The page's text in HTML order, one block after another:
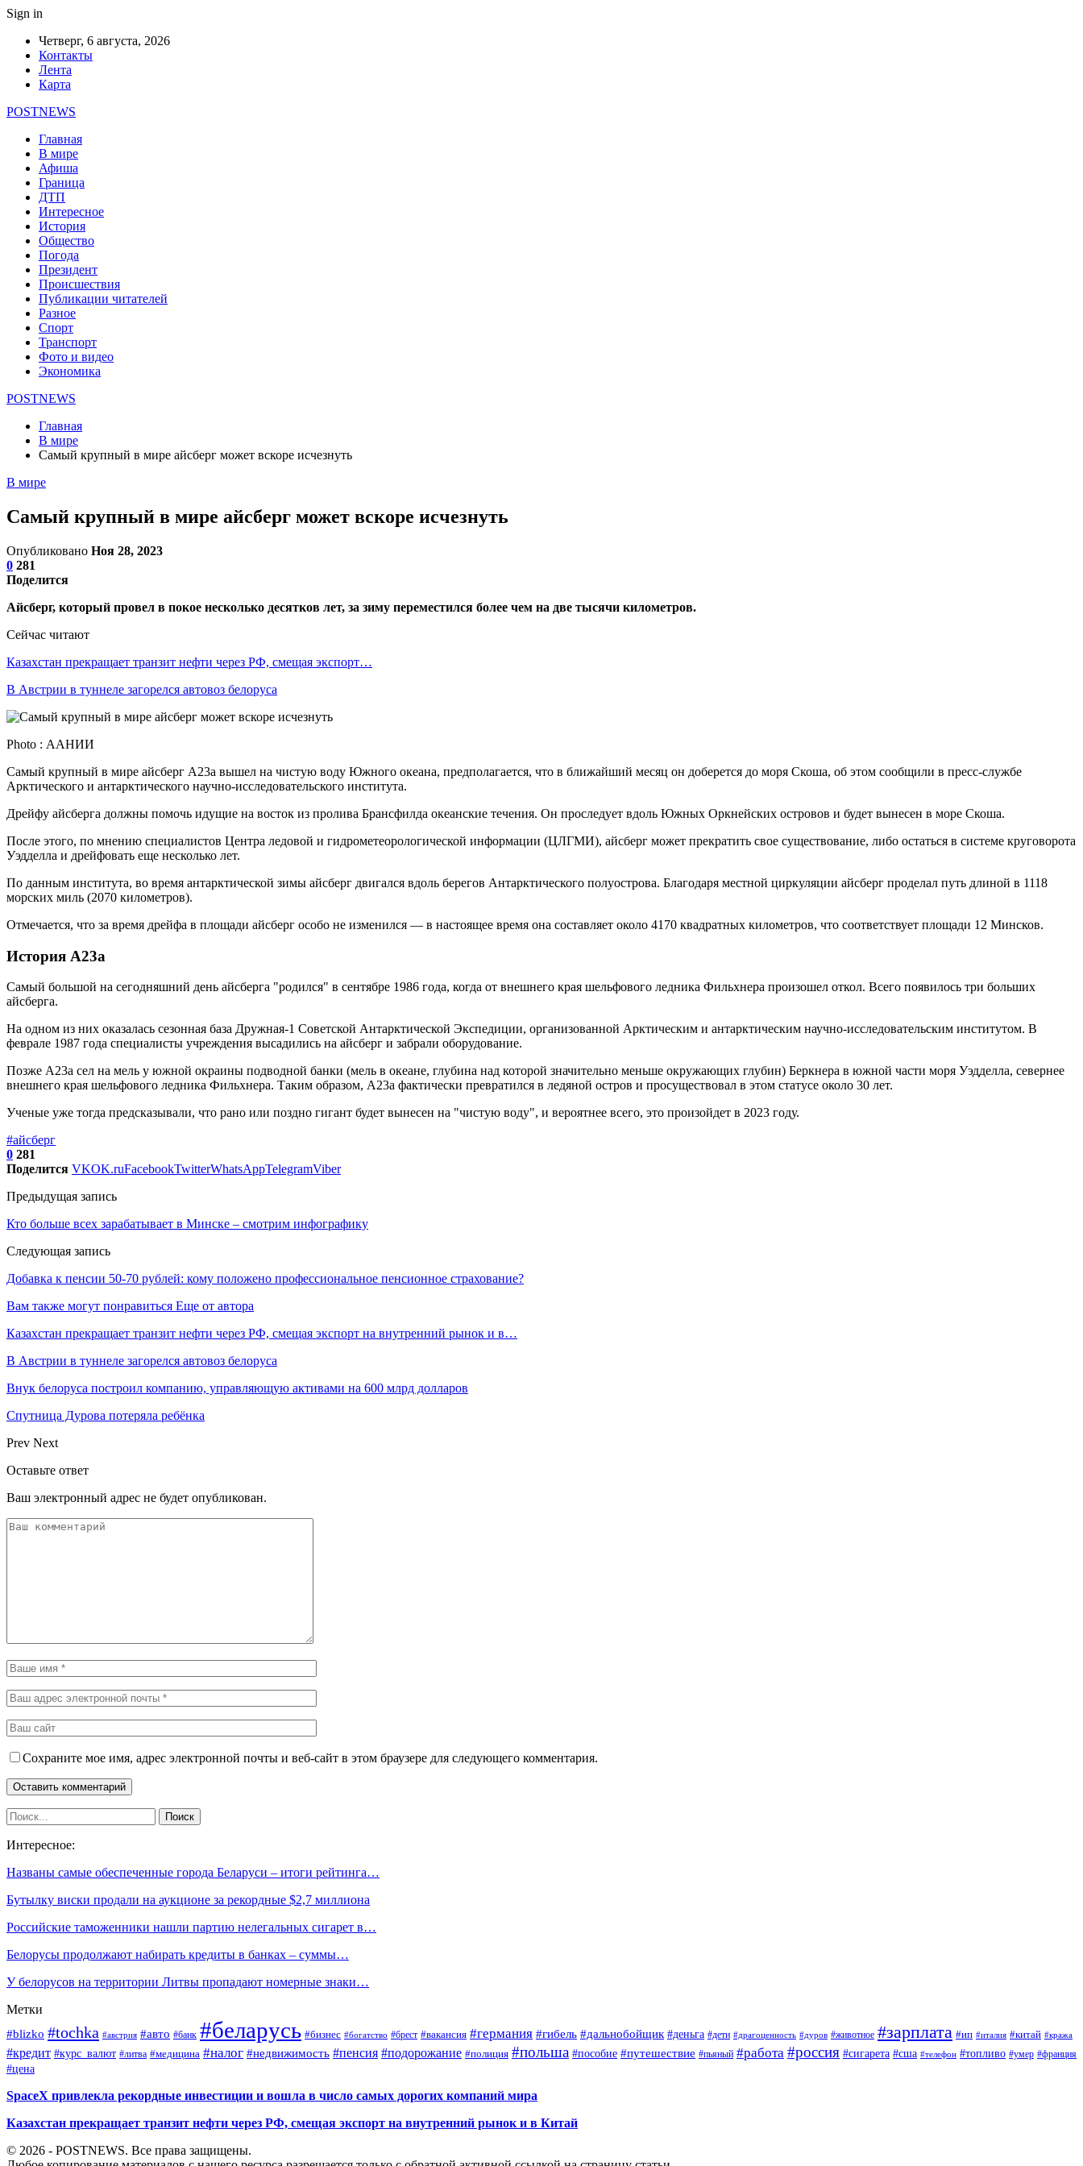
Sign in
Четверг, 6 августа, 2026
Контакты
Лента
Карта
POSTNEWS
Главная
В мире
Афиша
Граница
ДТП
Интересное
История
Общество
Погода
Президент
Происшествия
Публикации читателей
Разное
Спорт
Транспорт
Фото и видео
Экономика
POSTNEWS
Главная
В мире
Самый крупный в мире айсберг может вскоре исчезнуть
В мире
Самый крупный в мире айсберг может вскоре исчезнуть
Опубликовано Ноя 28, 2023
0 281
Поделится
Айсберг, который провел в покое несколько десятков лет, за зиму переместился более чем на две тысячи километров.
Сейчас читают
Казахстан прекращает транзит нефти через РФ, смещая экспорт…
В Австрии в туннеле загорелся автовоз белоруса
Photo : ААНИИ
Самый крупный в мире айсберг А23а вышел на чистую воду Южного океана, предполагается, что в ближайший месяц он доберется до моря Скоша, об этом сообщили в пресс-службе
Арктического и антарктического научно-исследовательского института.
Дрейфу айсберга должны помочь идущие на восток из пролива Брансфилда океанские течения. Он проследует вдоль Южных Оркнейских островов и будет вынесен в море Скоша.
После этого, по мнению специалистов Центра ледовой и гидрометеорологической информации (ЦЛГМИ), айсберг может прекратить свое существование, либо остаться в системе круговорота
Уэдделла и дрейфовать еще несколько лет.
По данным института, во время антарктической зимы айсберг двигался вдоль берегов Антарктического полуострова. Благодаря местной циркуляции айсберг проделал путь длиной в 1118
морских миль (2070 километров).
Отмечается, что за время дрейфа в площади айсберг особо не изменился — в настоящее время она составляет около 4170 квадратных километров, что соответствует площади 12 Минсков.
История А23а
Самый большой на сегодняшний день айсберга "родился" в сентябре 1986 года, когда от внешнего края шельфового ледника Фильхнера произошел откол. Всего появилось три больших
айсберга.
На одном из них оказалась сезонная база Дружная-1 Советской Антарктической Экспедиции, организованной Арктическим и антарктическим научно-исследовательским институтом. В
феврале 1987 года специалисты учреждения высадились на айсберг и забрали оборудование.
Позже А23а сел на мель у южной окраины подводной банки (мель в океане, глубина над которой значительно меньше окружающих глубин) Беркнера в южной части моря Уэдделла, севернее
внешнего края шельфового ледника Фильхнера. Таким образом, А23а фактически превратился в ледяной остров и просуществовал в этом статусе около 30 лет.
Ученые уже тогда предсказывали, что рано или поздно гигант будет вынесен на "чистую воду", и вероятнее всего, это произойдет в 2023 году.
#айсберг
0 281
Поделится VKOK.ruFacebookTwitterWhatsAppTelegramViber
Предыдущая запись
Кто больше всех зарабатывает в Минске – смотрим инфографику
Следующая запись
Добавка к пенсии 50-70 рублей: кому положено профессиональное пенсионное страхование?
Вам также могут понравиться Еще от автора
Казахстан прекращает транзит нефти через РФ, смещая экспорт на внутренний рынок и в…
В Австрии в туннеле загорелся автовоз белоруса
Внук белоруса построил компанию, управляющую активами на 600 млрд долларов
Спутница Дурова потеряла ребёнка
Prev Next
Оставьте ответ
Ваш электронный адрес не будет опубликован.
Сохраните мое имя, адрес электронной почты и веб-сайт в этом браузере для следующего комментария.
Интересное:
Названы самые обеспеченные города Беларуси – итоги рейтинга…
Бутылку виски продали на аукционе за рекордные $2,7 миллиона
Российские таможенники нашли партию нелегальных сигарет в…
Белорусы продолжают набирать кредиты в банках – суммы…
У белорусов на территории Литвы пропадают номерные знаки…
Метки
#blizko #tochka #австрия #авто #банк #беларусь #бизнес #богатство #брест #вакансия #германия #гибель #дальнобойщик #деньга #дети #драгоценность #дуров #животное #зарплата #ип #италия #китай #кража
#кредит #курс_валют #литва #медицина #налог #недвижимость #пенсия #подорожание #полиция #польша #пособие #путешествие #пьяный #работа #россия #сигарета #сша #телефон #топливо #умер #франция
#цена
SpaceX привлекла рекордные инвестиции и вошла в число самых дорогих компаний мира
Казахстан прекращает транзит нефти через РФ, смещая экспорт на внутренний рынок и в Китай
© 2026 - POSTNEWS. Все права защищены.